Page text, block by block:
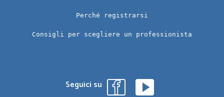
Perché registrarsi
Consigli per scegliere un professionista
Seguici su